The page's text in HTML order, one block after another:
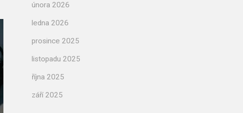
února 2026
ledna 2026
prosince 2025
listopadu 2025
října 2025
září 2025